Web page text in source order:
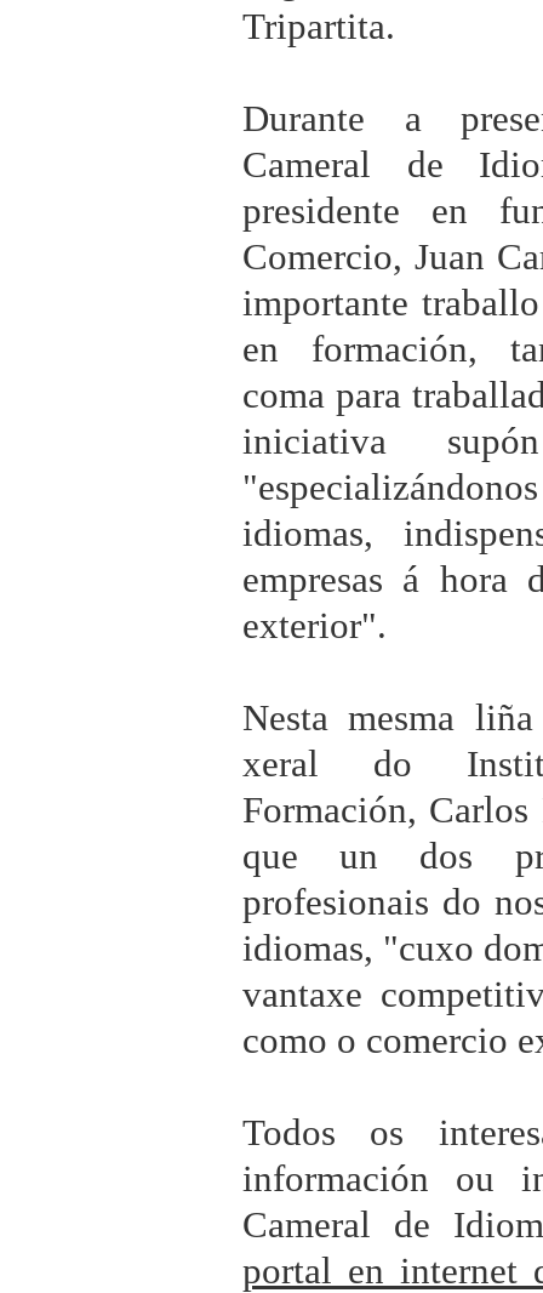
Tripartita.
Durante a
Cameral de
presidente en
Comercio, Juan
importante
en formación,
coma para
iniciativa
idiomas,
empresas á hora
exterior".
Nesta mesma
xeral do
Formación,
que un dos
profesionais do
idiomas, "cuxo
vantaxe
como o comercio
Todos os
información ou
Cameral de
portal en internet